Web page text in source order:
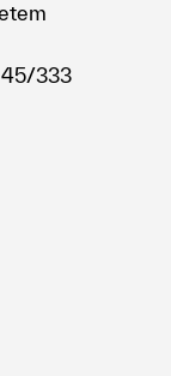
45/333